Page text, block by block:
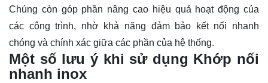
Chúng còn góp phần nâng cao hiệu quả hoạt động của
các công trình, nhờ khả năng đảm bảo kết nối nhanh
chóng và chính xác giữa các phần của hệ thống.
Một số lưu ý khi sử dụng Khớp nối
nhanh inox